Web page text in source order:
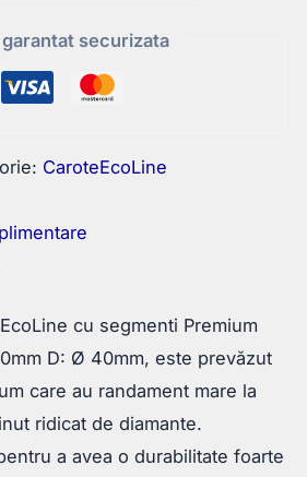
garantat securizata
CaroteEcoLine
cu segmenti Premium
D: Ø 40mm, este prevăzut
care au randament mare la
ridicat de diamante.
a avea o durabilitate foarte